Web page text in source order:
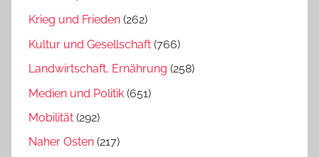
Krieg und Frieden (262)
Kultur und Gesellschaft (766)
Landwirtschaft, Ernährung (258)
Medien und Politik (651)
Mobilität (292)
Naher Osten (217)